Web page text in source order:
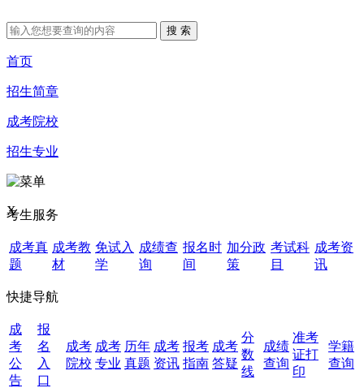
首页
招生简章
成考院校
招生专业
X
考生服务
成考真
题
成考教
材
免试入
学
成绩查
询
报名时
间
加分政
策
考试科
目
成考资
讯
快捷导航
成
考
公
告
报
名
入
口
成考
院校
成考
专业
历年
真题
成考
资讯
报考
指南
成考
答疑
分
数
线
成绩
查询
准考
证打
印
学籍
查询